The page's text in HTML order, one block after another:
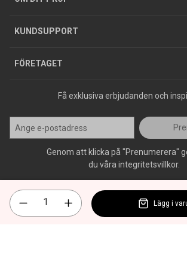
KUNDSUPPORT
Varumärken
FÖRETAGET
Jobba hos oss
Press
Få exklusiva erbjudanden och
Genom att klicka på "Prenumerera"
du våra integritetsvillkor.
Lägg i